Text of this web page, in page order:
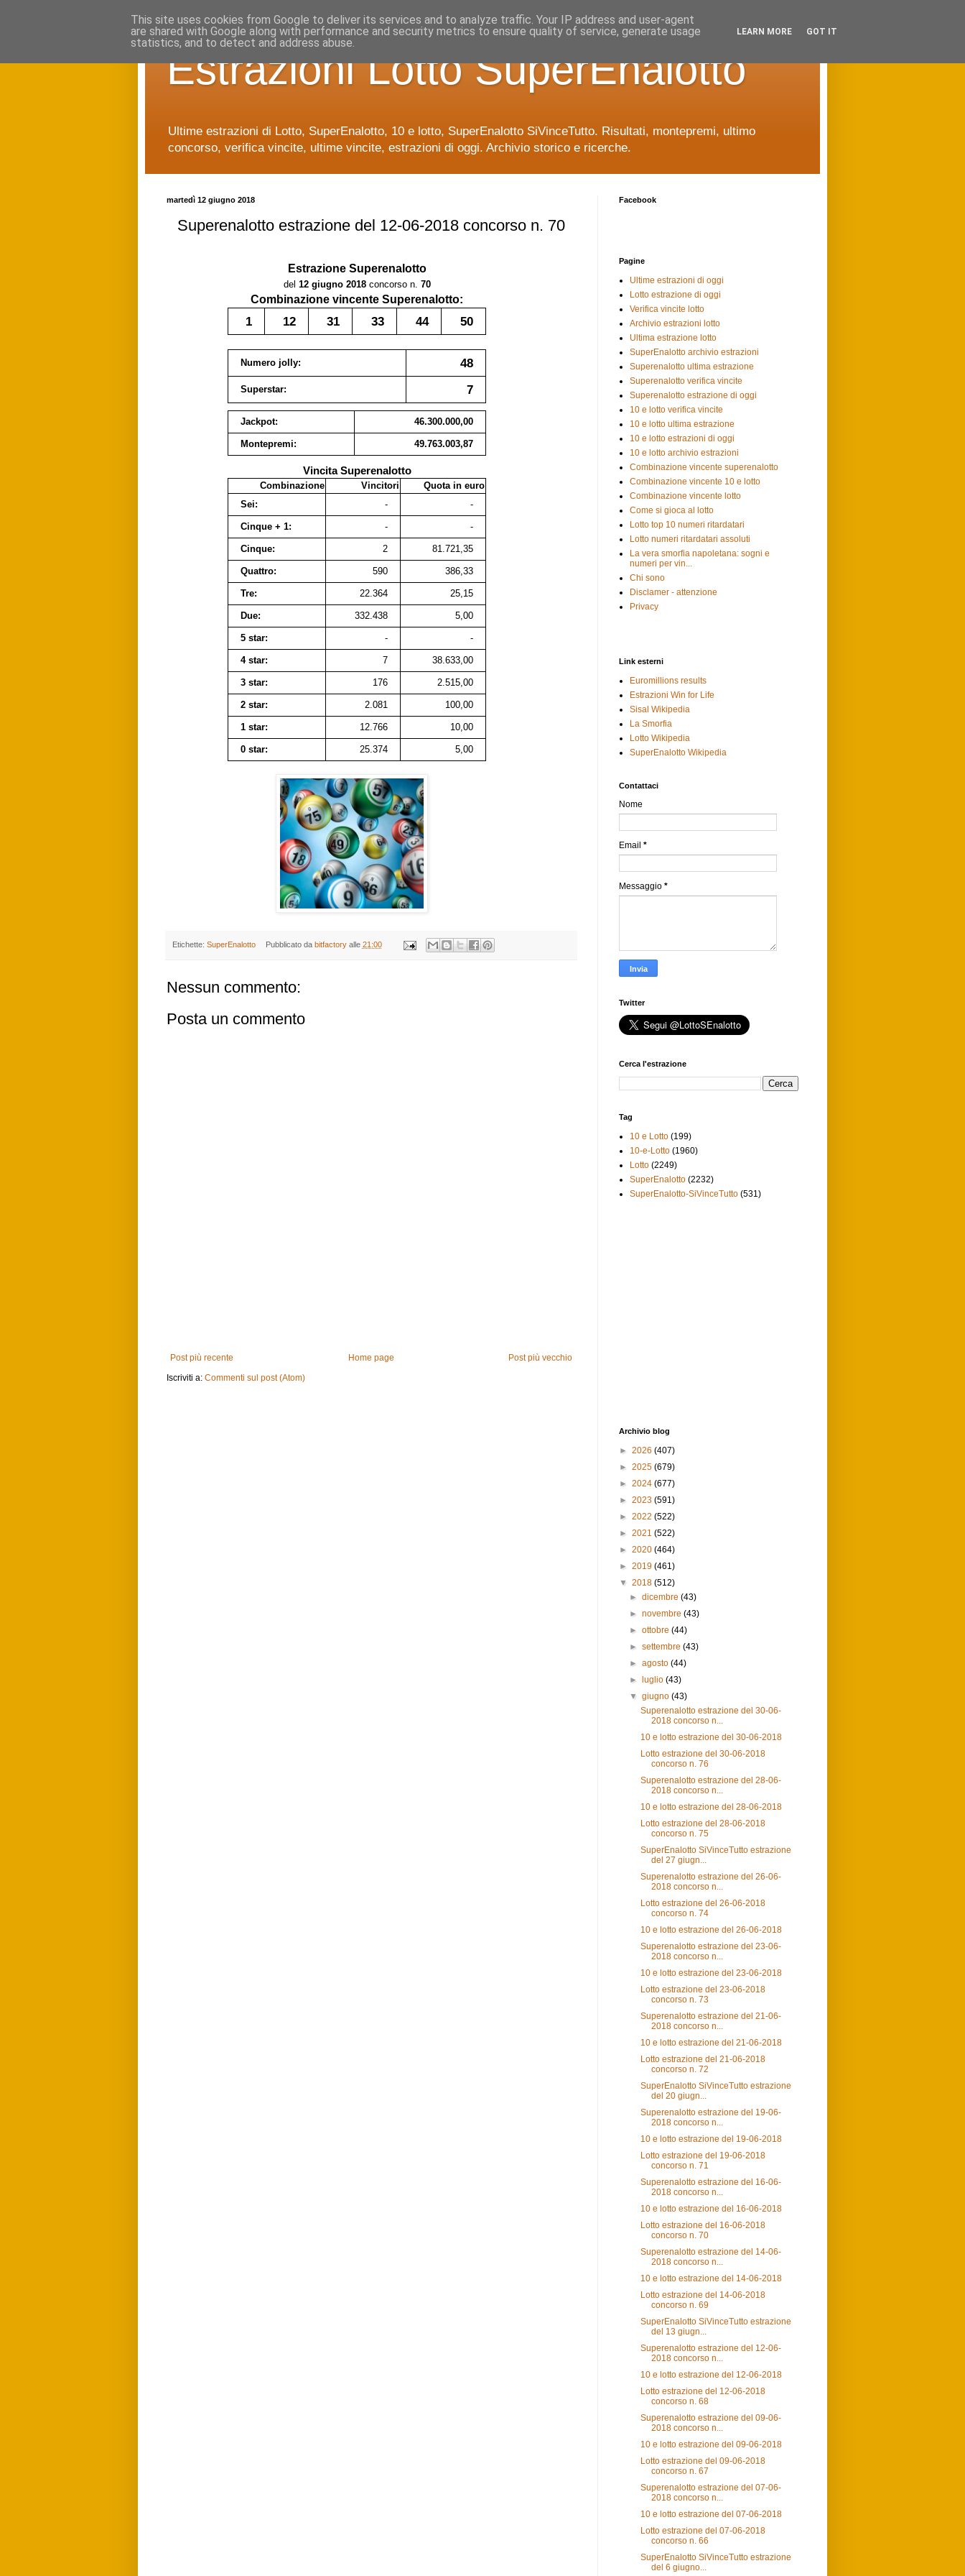
Estrazioni Lotto SuperEnalotto
Ultime estrazioni di Lotto, SuperEnalotto, 10 e lotto, SuperEnalotto SiVinceTutto. Risultati, montepremi, ultimo
concorso, verifica vincite, ultime vincite, estrazioni di oggi. Archivio storico e ricerche.
martedì 12 giugno 2018
Superenalotto estrazione del 12-06-2018 concorso n. 70
Estrazione Superenalotto
del 12 giugno 2018concorso n. 70
Combinazione vincente Superenalotto:
1 12 31 33 44 50
Numero jolly: 48
Superstar: 7
Jackpot: 46.300.000,00
Montepremi: 49.763.003,87
Vincita Superenalotto
Combinazione Vincitori
Quota in euro
Sei:
- -
Cinque + 1: - -
Cinque: 2 81.721,35
Quattro: 590 386,33
Tre: 22.364 25,15
Due: 332.438 5,00
5 star: - -
4 star: 7 38.633,00
3 star: 176 2.515,00
2 star: 2.081 100,00
1 star: 12.766 10,00
0 star: 25.374 5,00
Etichette: SuperEnalotto Pubblicato da bitfactory alle 21:00
Nessun commento:
Posta un commento
Post più recente Post più vecchio
Home page
Iscriviti a: Commenti sul post (Atom)
Facebook
Pagine
Ultime estrazioni di oggi
Lotto estrazione di oggi
Verifica vincite lotto
Archivio estrazioni lotto
Ultima estrazione lotto
SuperEnalotto archivio estrazioni
Superenalotto ultima estrazione
Superenalotto verifica vincite
Superenalotto estrazione di oggi
10 e lotto verifica vincite
10 e lotto ultima estrazione
10 e lotto estrazioni di oggi
10 e lotto archivio estrazioni
Combinazione vincente superenalotto
Combinazione vincente 10 e lotto
Combinazione vincente lotto
Come si gioca al lotto
Lotto top 10 numeri ritardatari
Lotto numeri ritardatari assoluti
La vera smorfia napoletana: sogni e
numeri per vin...
Chi sono
Disclamer - attenzione
Privacy
Link esterni
Euromillions results
Estrazioni Win for Life
Sisal Wikipedia
La Smorfia
Lotto Wikipedia
SuperEnalotto Wikipedia
Contattaci
Nome
Email *
Messaggio *
Twitter
Cerca l'estrazione
Tag
10 e Lotto (199)
10-e-Lotto (1960)
Lotto (2249)
SuperEnalotto (2232)
SuperEnalotto-SiVinceTutto (531)
Archivio blog
► 2026 (407)
► 2025 (679)
► 2024 (677)
► 2023 (591)
► 2022 (522)
► 2021 (522)
► 2020 (464)
► 2019 (461)
▼ 2018 (512)
►dicembre(43)
►novembre(43)
►ottobre(44)
►settembre(43)
►agosto(44)
►
luglio(43)
▼giugno(43)
Superenalotto estrazione del 30-06-
2018 concorso n...
10 e lotto estrazione del 30-06-2018
Lotto estrazione del 30-06-2018
concorso n. 76
Superenalotto estrazione del 28-06-
2018 concorso n...
10 e lotto estrazione del 28-06-2018
Lotto estrazione del 28-06-2018
concorso n. 75
SuperEnalotto SiVinceTutto estrazione
del 27 giugn...
Superenalotto estrazione del 26-06-
2018 concorso n...
Lotto estrazione del 26-06-2018
concorso n. 74
10 e lotto estrazione del 26-06-2018
Superenalotto estrazione del 23-06-
2018 concorso n...
10 e lotto estrazione del 23-06-2018
Lotto estrazione del 23-06-2018
concorso n. 73
Superenalotto estrazione del 21-06-
2018 concorso n...
10 e lotto estrazione del 21-06-2018
Lotto estrazione del 21-06-2018
concorso n. 72
SuperEnalotto SiVinceTutto estrazione
del 20 giugn...
Superenalotto estrazione del 19-06-
2018 concorso n...
10 e lotto estrazione del 19-06-2018
Lotto estrazione del 19-06-2018
concorso n. 71
Superenalotto estrazione del 16-06-
2018 concorso n...
10 e lotto estrazione del 16-06-2018
Lotto estrazione del 16-06-2018
concorso n. 70
Superenalotto estrazione del 14-06-
2018 concorso n...
10 e lotto estrazione del 14-06-2018
Lotto estrazione del 14-06-2018
concorso n. 69
SuperEnalotto SiVinceTutto estrazione
del 13 giugn...
Superenalotto estrazione del 12-06-
2018 concorso n...
10 e lotto estrazione del 12-06-2018
Lotto estrazione del 12-06-2018
concorso n. 68
Superenalotto estrazione del 09-06-
2018 concorso n...
10 e lotto estrazione del 09-06-2018
Lotto estrazione del 09-06-2018
concorso n. 67
Superenalotto estrazione del 07-06-
2018 concorso n...
10 e lotto estrazione del 07-06-2018
Lotto estrazione del 07-06-2018
concorso n. 66
SuperEnalotto SiVinceTutto estrazione
del 6 giugno...
This site uses cookies from Google to deliver its services and to analyze traffic. Your IP address and user-agent
are shared with Google along with performance and security metrics to ensure quality of service, generate usage
statistics, and to detect and address abuse.
LEARN MORE GOT IT